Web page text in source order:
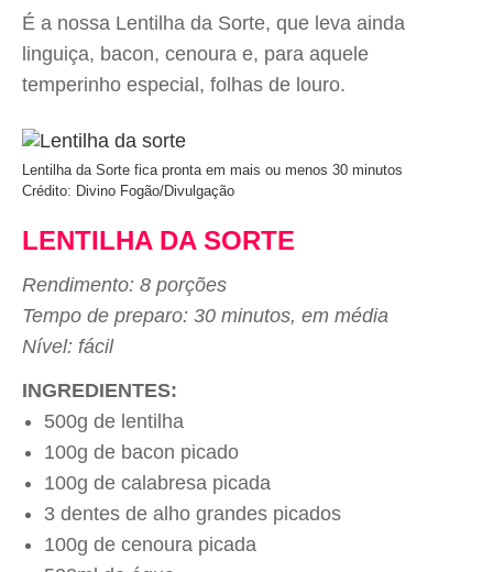
É a nossa Lentilha da Sorte, que leva ainda
linguiça, bacon, cenoura e, para aquele
temperinho especial, folhas de louro.
Lentilha da Sorte fica pronta em mais ou menos 30 minutos
Crédito: Divino Fogão/Divulgação
LENTILHA DA SORTE
Rendimento: 8 porções
Tempo de preparo: 30 minutos, em média
Nível: fácil
INGREDIENTES:
500g de lentilha
100g de bacon picado
100g de calabresa picada
3 dentes de alho grandes picados
100g de cenoura picada